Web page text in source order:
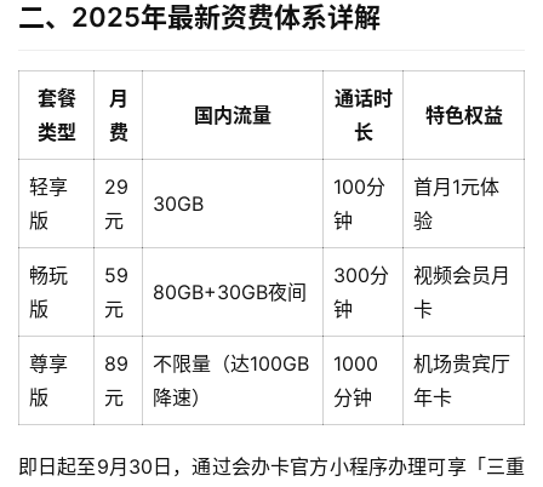
二、2025年最新资费体系详解
套餐
类型
月
费
国内流量
通话时
长
特色权益
轻享
版
29
元
30GB
100分
钟
首月1元体
验
畅玩
版
59
元
80GB+30GB夜间
300分
钟
视频会员月
卡
尊享
版
89
元
不限量（达100GB
降速）
1000
分钟
机场贵宾厅
年卡
即日起至9月30日，通过会办卡官方小程序办理可享「三重